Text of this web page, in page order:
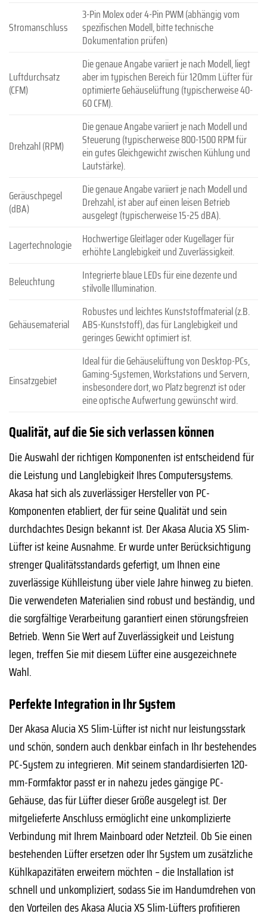
Stromanschluss
3-Pin Molex oder 4-Pin PWM (abhängig vom
spezifischen Modell, bitte technische
Dokumentation prüfen)
Luftdurchsatz
(CFM)
Die genaue Angabe variiert je nach Modell, liegt
aber im typischen Bereich für 120mm Lüfter für
optimierte Gehäuselüftung (typischerweise 40-
60 CFM).
Drehzahl (RPM)
Die genaue Angabe variiert je nach Modell und
Steuerung (typischerweise 800-1500 RPM für
ein gutes Gleichgewicht zwischen Kühlung und
Lautstärke).
Geräuschpegel
(dBA)
Die genaue Angabe variiert je nach Modell und
Drehzahl, ist aber auf einen leisen Betrieb
ausgelegt (typischerweise 15-25 dBA).
Lagertechnologie
Hochwertige Gleitlager oder Kugellager für
erhöhte Langlebigkeit und Zuverlässigkeit.
Beleuchtung
Integrierte blaue LEDs für eine dezente und
stilvolle Illumination.
Gehäusematerial
Robustes und leichtes Kunststoffmaterial (z.B.
ABS-Kunststoff), das für Langlebigkeit und
geringes Gewicht optimiert ist.
Einsatzgebiet
Ideal für die Gehäuselüftung von Desktop-PCs,
Gaming-Systemen, Workstations und Servern,
insbesondere dort, wo Platz begrenzt ist oder
eine optische Aufwertung gewünscht wird.
Qualität, auf die Sie sich verlassen können
Die Auswahl der richtigen Komponenten ist entscheidend für
die Leistung und Langlebigkeit Ihres Computersystems.
Akasa hat sich als zuverlässiger Hersteller von PC-
Komponenten etabliert, der für seine Qualität und sein
durchdachtes Design bekannt ist. Der Akasa Alucia XS Slim-
Lüfter ist keine Ausnahme. Er wurde unter Berücksichtigung
strenger Qualitätsstandards gefertigt, um Ihnen eine
zuverlässige Kühlleistung über viele Jahre hinweg zu bieten.
Die verwendeten Materialien sind robust und beständig, und
die sorgfältige Verarbeitung garantiert einen störungsfreien
Betrieb. Wenn Sie Wert auf Zuverlässigkeit und Leistung
legen, treffen Sie mit diesem Lüfter eine ausgezeichnete
Wahl.
Perfekte Integration in Ihr System
Der Akasa Alucia XS Slim-Lüfter ist nicht nur leistungsstark
und schön, sondern auch denkbar einfach in Ihr bestehendes
PC-System zu integrieren. Mit seinem standardisierten 120-
mm-Formfaktor passt er in nahezu jedes gängige PC-
Gehäuse, das für Lüfter dieser Größe ausgelegt ist. Der
mitgelieferte Anschluss ermöglicht eine unkomplizierte
Verbindung mit Ihrem Mainboard oder Netzteil. Ob Sie einen
bestehenden Lüfter ersetzen oder Ihr System um zusätzliche
Kühlkapazitäten erweitern möchten – die Installation ist
schnell und unkompliziert, sodass Sie im Handumdrehen von
den Vorteilen des Akasa Alucia XS Slim-Lüfters profitieren